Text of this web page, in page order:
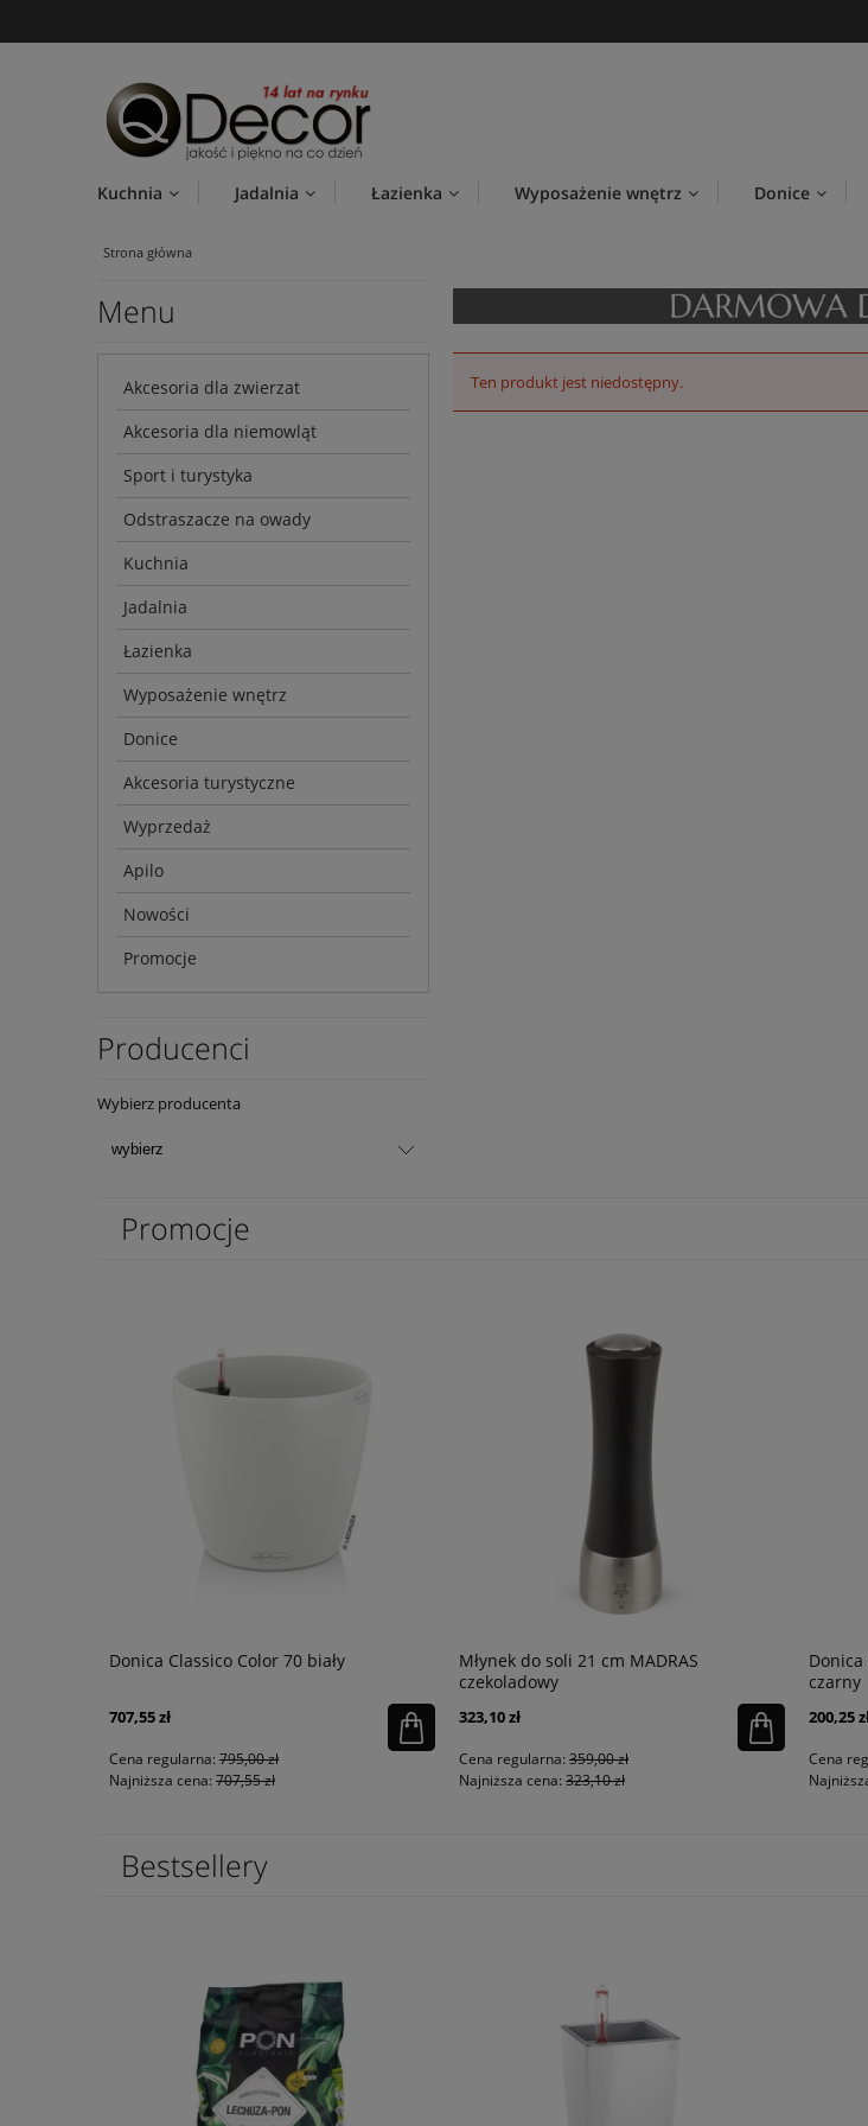
Kuchnia Jadalnia Łazienka Wyposażenie wnętrz Donice
Strona główna
Menu
Akcesoria dla zwierzat
Akcesoria dla niemowląt
Sport i turystyka
Odstraszacze na owady
Kuchnia
Jadalnia
Łazienka
Wyposażenie wnętrz
Donice
Akcesoria turystyczne
Wyprzedaż
Apilo
Nowości
Promocje
Producenci
Wybierz producenta
Ten produkt jest niedostępny.
Promocje
Donica Classico Color 70 biały
707,55 zł
Cena regularna: 795,00 zł
Najniższa cena: 707,55 zł
Młynek do soli 21 cm MADRAS
czekoladowy
323,10 zł
Cena regularna: 359,00 zł
Najniższa cena: 323,10 zł
czarny
200,25
Cena
Bestsellery